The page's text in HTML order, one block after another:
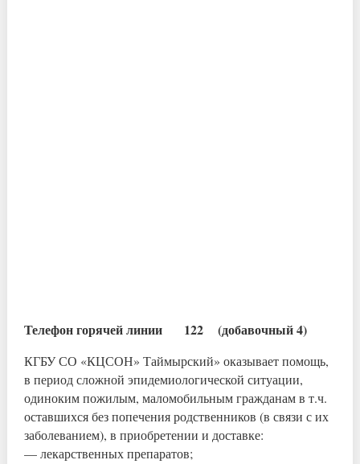
Телефон горячей линии 122 (добавочный 4)
КГБУ СО «КЦСОН» Таймырский» оказывает помощь,
в период сложной эпидемиологической ситуации,
одиноким пожилым, маломобильным гражданам в т.ч.
оставшихся без попечения родственников (в связи с их
заболеванием), в приобретении и доставке:
— лекарственных препаратов;